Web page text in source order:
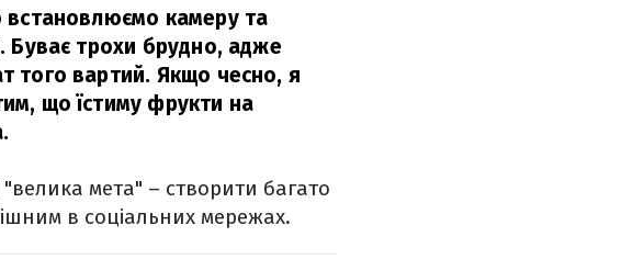
встановлюємо камеру та
Буває трохи брудно, адже
того вартий. Якщо чесно, я
що їстиму фрукти на
мета" – створити багато
в соціальних мережах.